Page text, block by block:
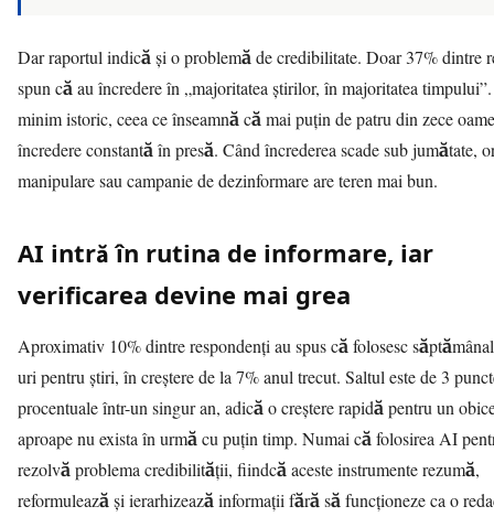
Dar raportul indică și o problemă de credibilitate. Doar 37% dintre
spun că au încredere în „majoritatea știrilor, în majoritatea
minim istoric, ceea ce înseamnă că mai puțin de patru din zece
încredere constantă în presă. Când încrederea scade sub jumătate,
manipulare sau campanie dedezinformareare teren mai bun.
AI intră în rutina de informare, iar
verificarea devine mai grea
Aproximativ 10% dintre respondenți au spus că folosesc
uri pentru știri, în creștere de la 7% anul trecut. Saltul este de 3
procentuale într-un singur an, adică o creștere rapidă pentru un
aproape nu exista în urmă cu puțin timp. Numai că folosirea AI
rezolvă problema credibilității, fiindcă aceste instrumente rezumă,
reformulează și ierarhizează informații fără să funcționeze ca o